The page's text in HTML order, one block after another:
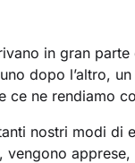
in gran
dopo l’altro, un
ce ne rendiamo
nostri modi di
vengono